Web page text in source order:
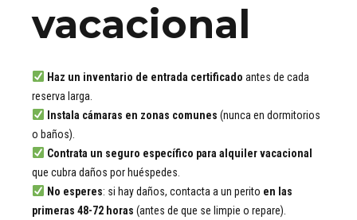
vacacional
Haz un inventario de entrada certificado antes de cada
reserva larga.
Instala cámaras en zonas comunes (nunca en dormitorios
o baños).
Contrata un seguro específico para alquiler vacacional
que cubra daños por huéspedes.
No esperes: si hay daños, contacta a un perito en las
primeras 48-72 horas (antes de que se limpie o repare).